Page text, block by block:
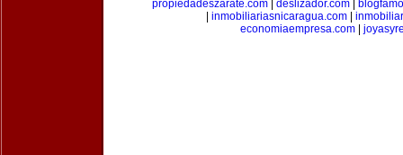
propiedadeszarate.com| deslizador.com|
inmobiliariasnicaragua.com
economiaempresa.com|